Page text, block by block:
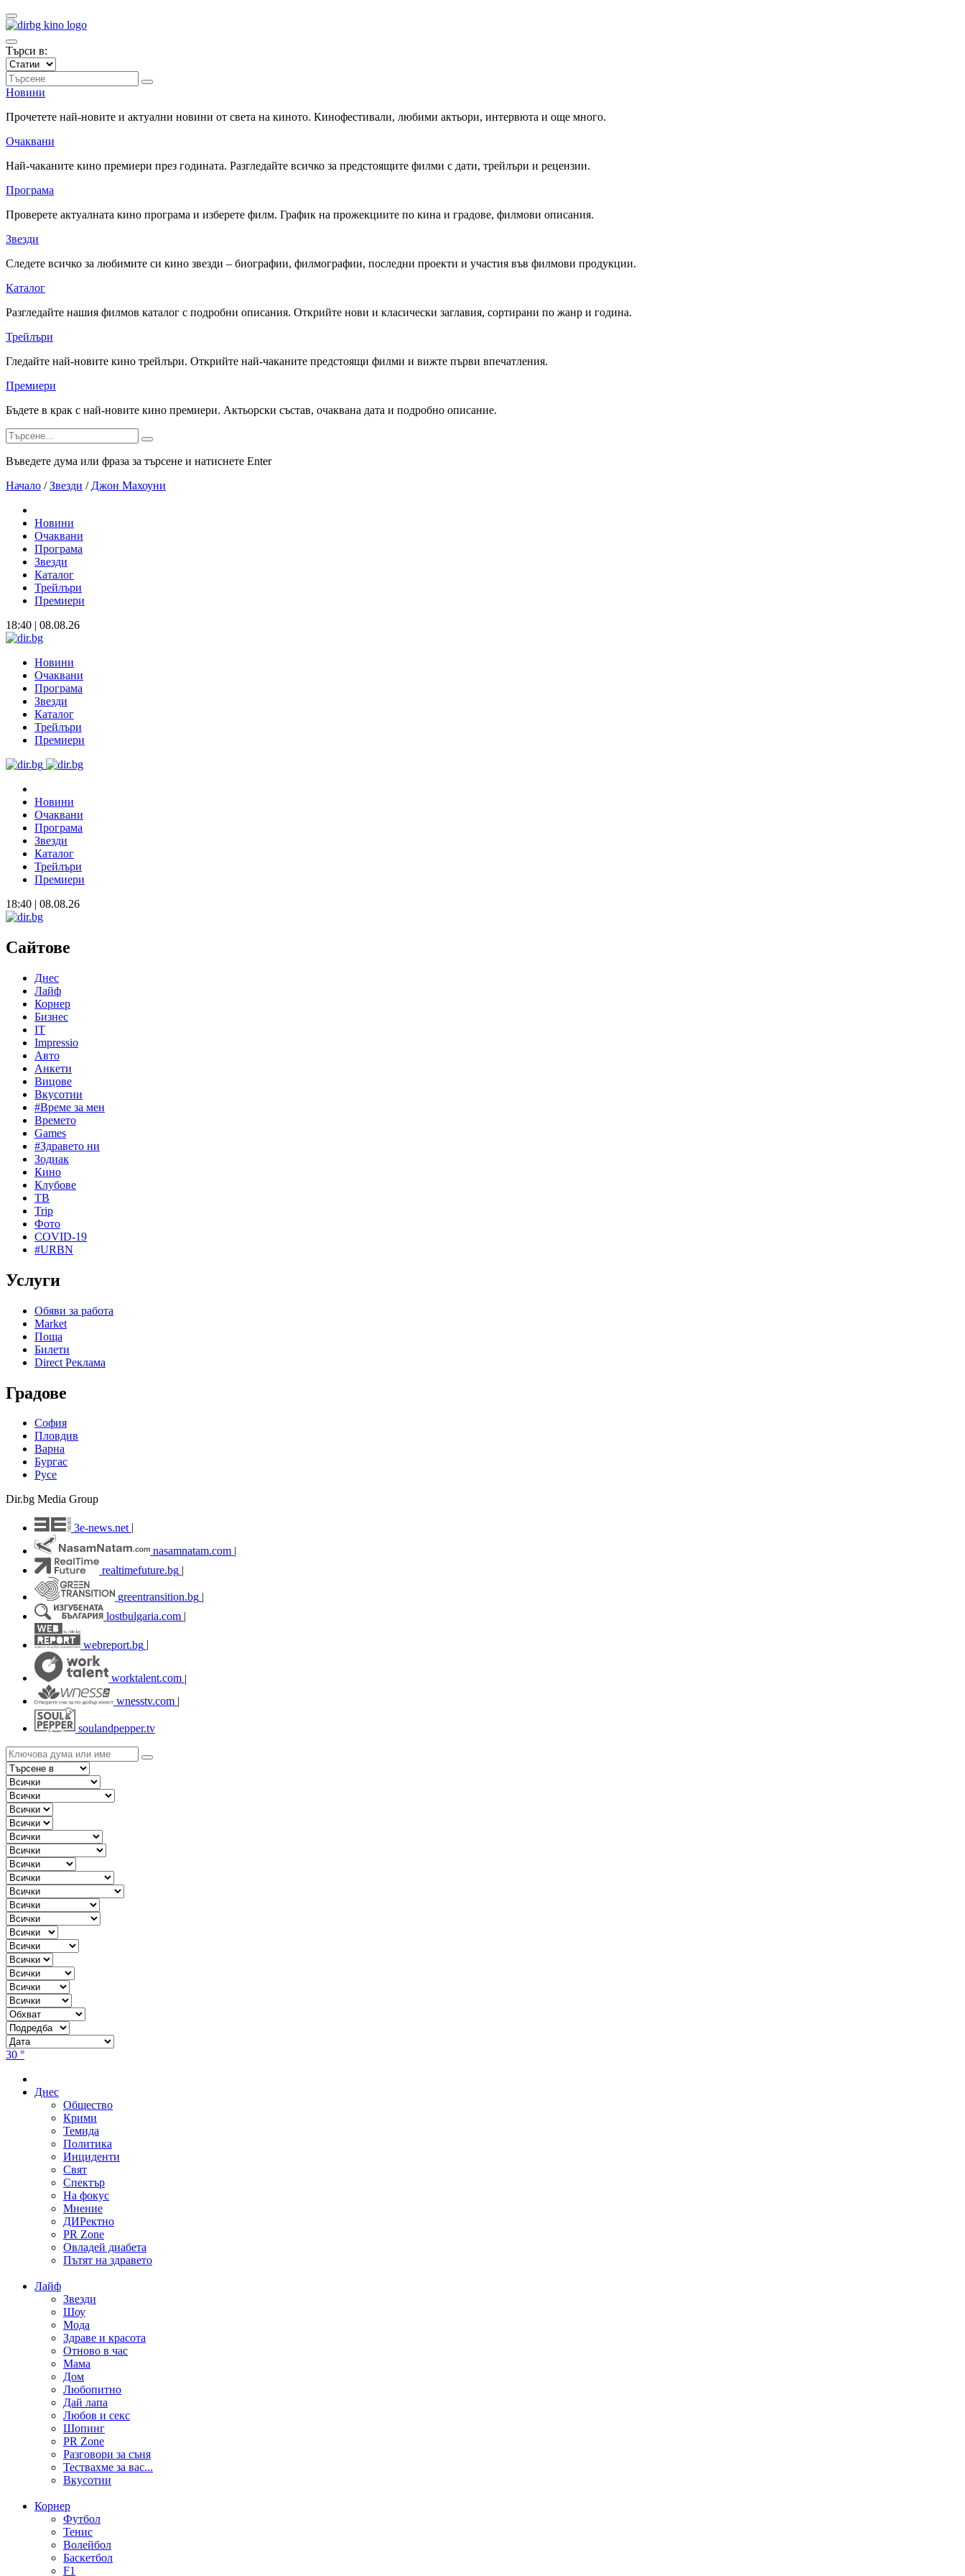
Търси в:
Новини
Прочетете най-новите и актуални новини от света на киното. Кинофестивали, любими актьори, интервюта и още много.
Очаквани
Най-чаканите кино премиери през годината. Разгледайте всичко за предстоящите филми с дати, трейлъри и рецензии.
Програма
Проверете актуалната кино програма и изберете филм. График на прожекциите по кина и градове, филмови описания.
Звезди
Следете всичко за любимите си кино звезди – биографии, филмографии, последни проекти и участия във филмови продукции.
Каталог
Разгледайте нашия филмов каталог с подробни описания. Открийте нови и класически заглавия, сортирани по жанр и година.
Трейлъри
Гледайте най-новите кино трейлъри. Открийте най-чаканите предстоящи филми и вижте първи впечатления.
Премиери
Бъдете в крак с най-новите кино премиери. Актьорски състав, очаквана дата и подробно описание.
Въведете дума или фраза за търсене и натиснете Enter
Начало / Звезди / Джон Махоуни
Новини
Очаквани
Програма
Звезди
Каталог
Трейлъри
Премиери
18:40 | 08.08.26
Новини
Очаквани
Програма
Звезди
Каталог
Трейлъри
Премиери
Новини
Очаквани
Програма
Звезди
Каталог
Трейлъри
Премиери
18:40 | 08.08.26
Сайтове
Днес
Лайф
Корнер
Бизнес
IT
Impressio
Авто
Анкети
Вицове
Вкусотии
#Време за мен
Времето
Games
#Здравето ни
Зодиак
Кино
Клубове
ТВ
Trip
Фото
COVID-19
#URBN
Услуги
Обяви за работа
Market
Поща
Билети
Direct Реклама
Градове
София
Пловдив
Варна
Бургас
Русе
Dir.bg Media Group
3e-news.net
nasamnatam.com |
realtimefuture.bg |
greentransition.bg |
lostbulgaria.com |
webreport.bg
worktalent.com |
wnesstv.com |
soulandpepper.tv
30 °
Днес
Общество
Крими
Темида
Политика
Инциденти
Свят
Спектър
На фокус
Мнение
ДИРектно
PR Zone
Овладей диабета
Пътят на здравето
Лайф
Звезди
Шоу
Мода
Здраве и красота
Отново в час
Мама
Дом
Любопитно
Дай лапа
Любов и секс
Шопинг
PR Zone
Разговори за съня
Тествахме за вас...
Вкусотии
Корнер
Футбол
Тенис
Волейбол
Баскетбол
F1